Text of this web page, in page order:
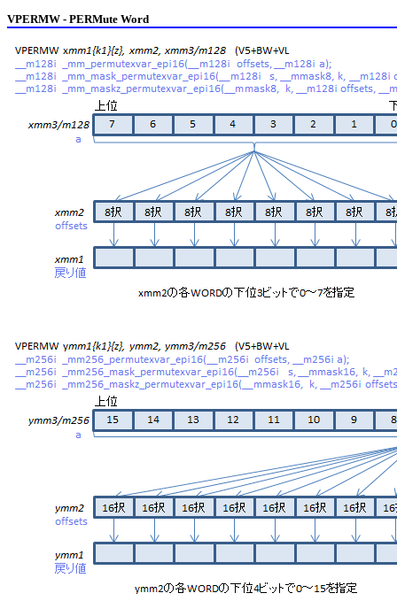
VPERMW - PERMute Word